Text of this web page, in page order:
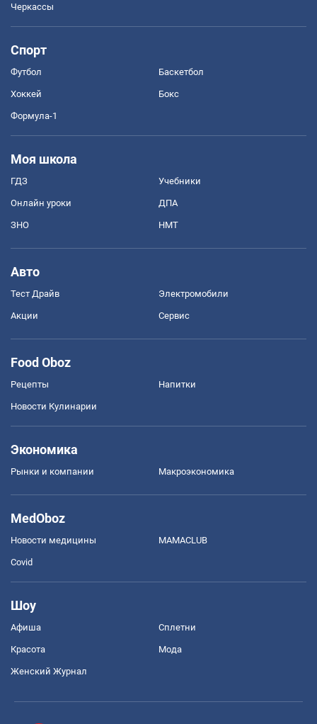
Черкассы
Спорт
Футбол Баскетбол
Хоккей Бокс
Формула-1
Моя школа
ГДЗ Учебники
Онлайн уроки ДПА
ЗНО НМТ
Авто
Тест Драйв Электромобили
Акции Сервис
Food Oboz
Рецепты Напитки
Новости Кулинарии
Экономика
Рынки и компании Mакроэкономика
MedOboz
Новости медицины MAMACLUB
Covid
Шоу
Афиша Сплетни
Красота Мода
Женский Журнал